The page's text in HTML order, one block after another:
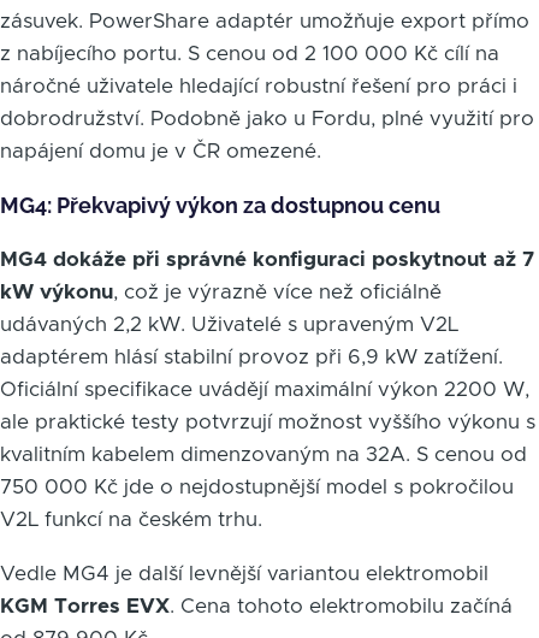
zásuvek. PowerShare adaptér umožňuje export přímo
z nabíjecího portu. S cenou od 2 100 000 Kč cílí na
náročné uživatele hledající robustní řešení pro práci i
dobrodružství. Podobně jako u Fordu, plné využití pro
napájení domu je v ČR omezené.
MG4: Překvapivý výkon za dostupnou cenu
MG4 dokáže při správné konfiguraci poskytnout až 7
kW výkonu, což je výrazně více než oficiálně
udávaných 2,2 kW. Uživatelé s upraveným V2L
adaptérem hlásí stabilní provoz při 6,9 kW zatížení.
Oficiální specifikace uvádějí maximální výkon 2200 W,
ale praktické testy potvrzují možnost vyššího výkonu s
kvalitním kabelem dimenzovaným na 32A. S cenou od
750 000 Kč jde o nejdostupnější model s pokročilou
V2L funkcí na českém trhu.
Vedle MG4 je další levnější variantou elektromobil
KGM Torres EVX. Cena tohoto elektromobilu začíná